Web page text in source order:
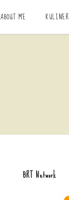
ABOUT ME KULINER
BRT Network